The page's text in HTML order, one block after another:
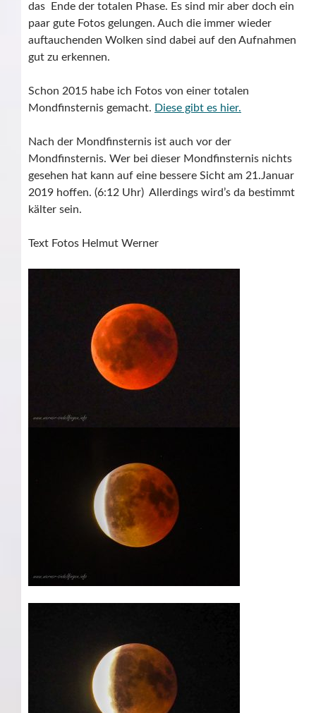
das Ende der totalen Phase. Es sind mir aber doch ein
paar gute Fotos gelungen. Auch die immer wieder
auftauchenden Wolken sind dabei auf den Aufnahmen
gut zu erkennen.
Schon 2015 habe ich Fotos von einer totalen
Mondfinsternis gemacht. Diese gibt es hier.
Nach der Mondfinsternis ist auch vor der
Mondfinsternis. Wer bei dieser Mondfinsternis nichts
gesehen hat kann auf eine bessere Sicht am 21.Januar
2019 hoffen. (6:12 Uhr) Allerdings wird’s da bestimmt
kälter sein.
Text Fotos Helmut Werner